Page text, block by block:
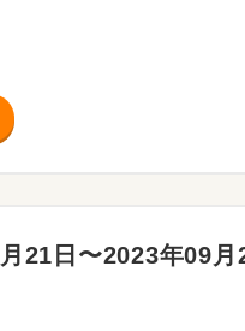
21日〜2023年09月